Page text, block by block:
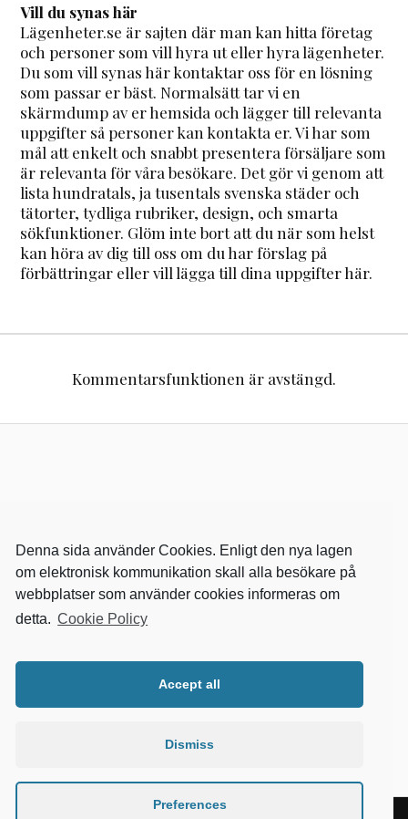
Vill du synas här
Lägenheter.se är sajten där man kan hitta företag
och personer som vill hyra ut eller hyra lägenheter.
Du som vill synas här kontaktar oss för en lösning
som passar er bäst. Normalsätt tar vi en
skärmdump av er hemsida och lägger till relevanta
uppgifter så personer kan kontakta er. Vi har som
mål att enkelt och snabbt presentera försäljare som
är relevanta för våra besökare. Det gör vi genom att
lista hundratals, ja tusentals svenska städer och
tätorter, tydliga rubriker, design, och smarta
sökfunktioner. Glöm inte bort att du när som helst
kan höra av dig till oss om du har förslag på
förbättringar eller vill lägga till dina uppgifter här.
Kommentarsfunktionen är avstängd.
Denna sida använder Cookies. Enligt den nya lagen
om elektronisk kommunikation skall alla besökare på
webbplatser som använder cookies informeras om
detta. Cookie Policy
Accept all
Dismiss
Preferences